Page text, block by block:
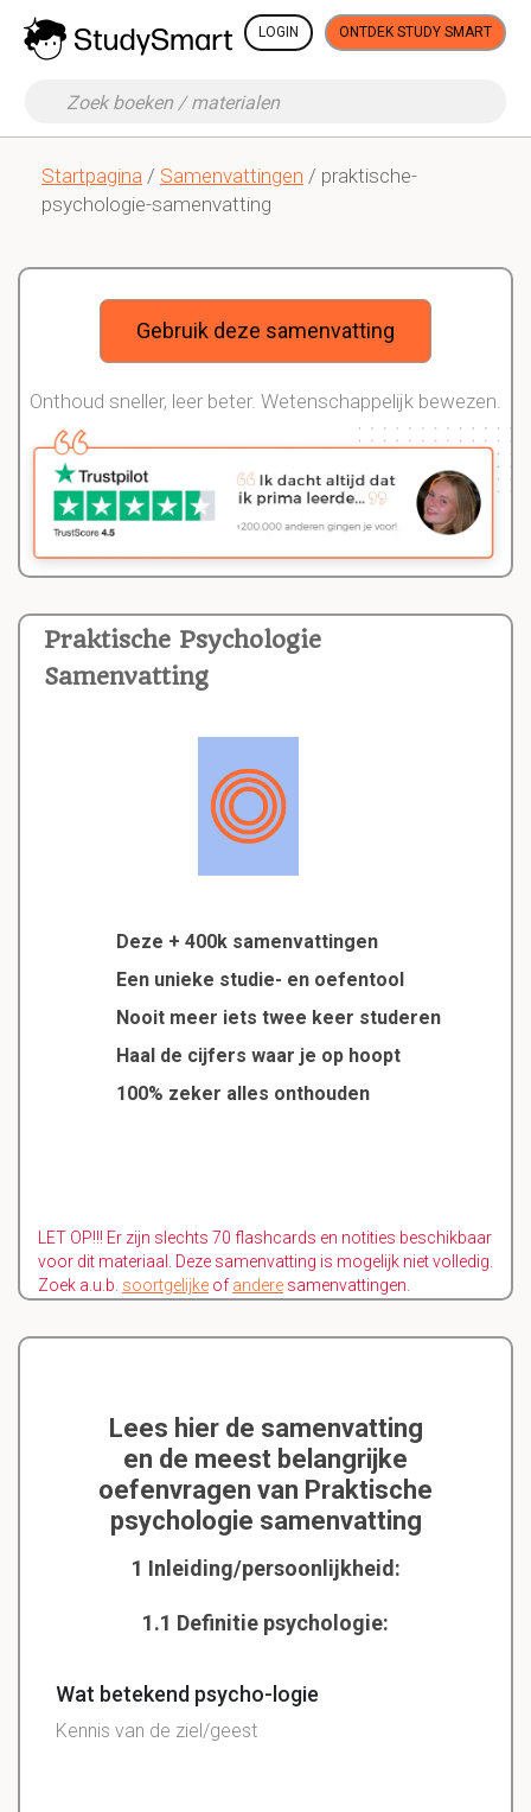
LOGIN ONTDEK STUDY SMART
Startpagina / Samenvattingen / praktische-
psychologie-samenvatting
Praktische Psychologie
Samenvatting
Deze + 400k samenvattingen
Een unieke studie- en oefentool
Nooit meer iets twee keer studeren
Haal de cijfers waar je op hoopt
100% zeker alles onthouden
LET OP!!! Er zijn slechts 70 flashcards en notities beschikbaar
voor dit materiaal. Deze samenvatting is mogelijk niet volledig.
Zoek a.u.b. soortgelijke of andere samenvattingen.
Gebruik deze samenvatting
Onthoud sneller, leer beter. Wetenschappelijk bewezen.
Lees hier de samenvatting
en de meest belangrijke
oefenvragen van Praktische
psychologie samenvatting
1 Inleiding/persoonlijkheid:
1.1 Definitie psychologie:
Wat betekend psycho-logie
Kennis van de ziel/geest